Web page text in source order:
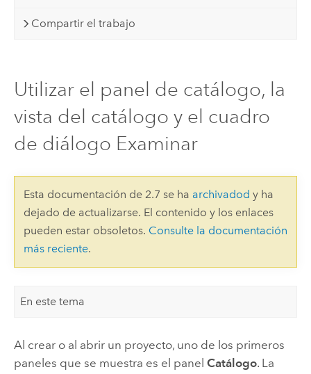
Compartir el trabajo
Utilizar el panel de catálogo, la
vista del catálogo y el cuadro
de diálogo Examinar
Esta documentación de 2.7 se ha archivadod y ha
dejado de actualizarse. El contenido y los enlaces
pueden estar obsoletos. Consulte la documentación
más reciente.
En este tema
Al crear o al abrir un proyecto, uno de los primeros
paneles que se muestra es el panel Catálogo. La